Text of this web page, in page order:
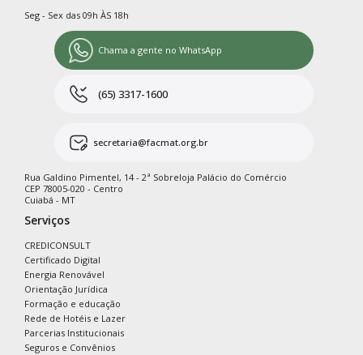
Seg - Sex das 09h ÀS 18h
Chama a gente no WhatsApp
(65) 3317-1600
secretaria@facmat.org.br
Rua Galdino Pimentel, 14 - 2ª Sobreloja Palácio do Comércio
CEP 78005-020 - Centro
Cuiabá - MT
Serviços
CREDICONSULT
Certificado Digital
Energia Renovável
Orientação Jurídica
Formação e educação
Rede de Hotéis e Lazer
Parcerias Institucionais
Seguros e Convênios